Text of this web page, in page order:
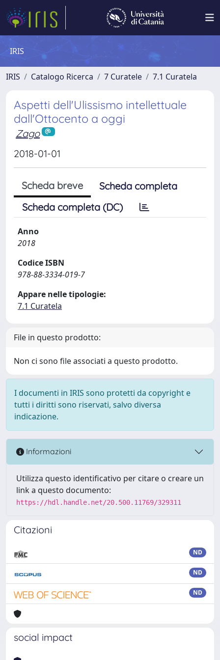
IRIS
IRIS Catalogo Ricerca 7 Curatele 7.1 Curatela
Aspetti dell'Ulissismo intellettuale
dall'Ottocento a oggi
Zago
2018-01-01
Scheda breve
Scheda completa
Scheda completa (DC)
Anno
2018
Codice ISBN
978-88-3334-019-7
Appare nelle tipologie:
7.1 Curatela
File in questo prodotto:
Non ci sono file associati a questo prodotto.
I documenti in IRIS sono protetti da copyright e
tutti i diritti sono riservati, salvo diversa
indicazione.
Informazioni
Utilizza questo identificativo per citare o creare un
link a questo documento:
https://hdl.handle.net/20.500.11769/329311
Citazioni
ND
ND
ND
social impact